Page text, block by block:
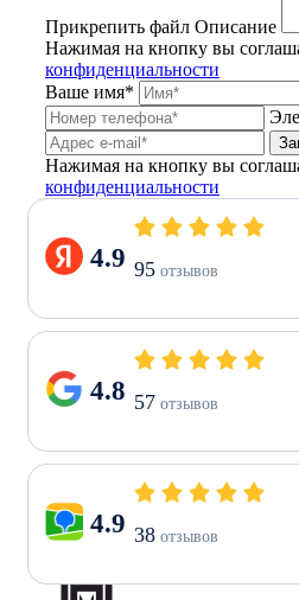
Прикрепить файл Описание
Нажимая на кнопку вы
конфиденциальности
Ваше имя*
Нажимая на кнопку вы
конфиденциальности
4.9 95 отзывов
4.8 57 отзывов
4.9 38 отзывов